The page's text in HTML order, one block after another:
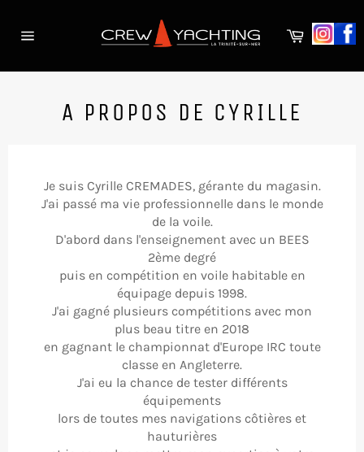
contenu
Panier
A PROPOS DE CYRILLE
Je suis Cyrille CREMADES, gérante du magasin.
J'ai passé ma vie professionnelle dans le monde
de la voile.
D'abord dans l'enseignement avec un BEES
2ème degré
puis en compétition en voile habitable en
équipage depuis 1998.
J'ai gagné plusieurs compétitions avec mon
plus beau titre en 2018
en gagnant le championnat d'Europe IRC toute
classe en Angleterre.
J'ai eu la chance de tester différents
équipements
lors de toutes mes navigations côtières et
hauturières